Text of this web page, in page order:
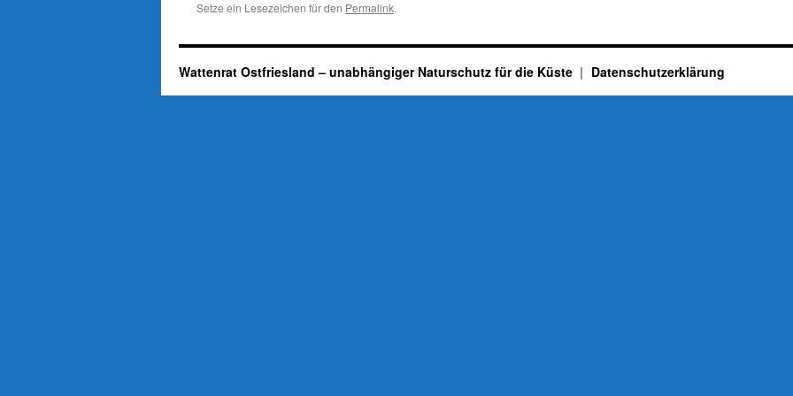
Setze ein Lesezeichen für den Permalink.
Wattenrat Ostfriesland – unabhängiger Naturschutz für die Küste Datenschutzerklärung